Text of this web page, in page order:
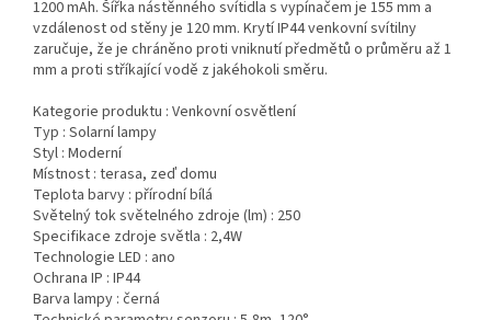
1200 mAh. Šířka nástěnného svítidla s vypínačem je 155 mm a
vzdálenost od stěny je 120 mm. Krytí IP44 venkovní svítilny
zaručuje, že je chráněno proti vniknutí předmětů o průměru až 1
mm a proti stříkající vodě z jakéhokoli směru.
Kategorie produktu : Venkovní osvětlení
Typ : Solarní lampy
Styl : Moderní
Místnost : terasa, zeď domu
Teplota barvy : přírodní bílá
Světelný tok světelného zdroje (lm) : 250
Specifikace zdroje světla : 2,4W
Technologie LED : ano
Ochrana IP : IP44
Barva lampy : černá